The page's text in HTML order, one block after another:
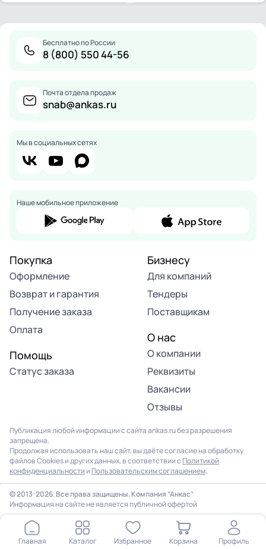
Бесплатно по России
8 (800) 550 44-56
Почта отдела продаж
snab@ankas.ru
Мы в социальных сетях
Наше мобильное приложение
Покупка
Оформление
Возврат и гарантия
Получение заказа
Оплата
Помощь
Статус заказа
Бизнесу
Для компаний
Тендеры
Поставщикам
О нас
О компании
Реквизиты
Вакансии
Отзывы
Публикация любой информации с сайта ankas.ru без разрешения
запрещена.
Продолжая использовать наш сайт, вы даёте согласие на обработку
файлов Cookies и других данных, в соответствии с Политикой
конфиденциальности и Пользовательским соглашением.
© 2013-2026. Все права защищены. Компания “Анкас”
Информация на сайте не является публичной офертой
Главная Каталог Избранное Корзина Профиль